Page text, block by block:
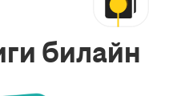
билайн